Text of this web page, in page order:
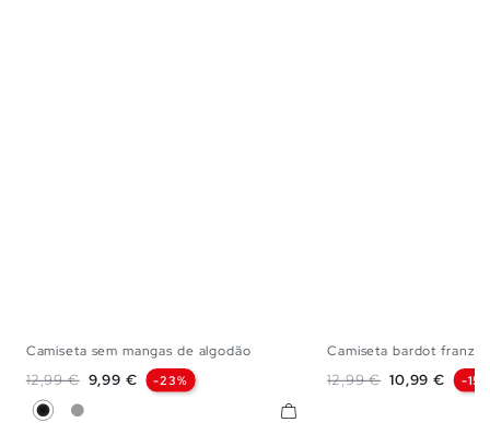
S L
Camiseta sem mangas de algodão
Preço normal
12,99 € Preço
9,99 € -23%
PretoCinza Meio
Camiseta bardot
Preço normal
12,99 € Preço
10,99 € -